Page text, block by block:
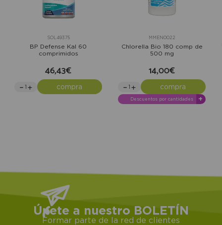
SOL49375
BP Defense Kal 60
comprimidos
46,43€
compra
MMEN0022
Chlorella Bio 180 comp de
500 mg
14,00€
compra
Descuentos por cantidades +
Únete a nuestro BOLETÍN
Formar parte de la red de clientes